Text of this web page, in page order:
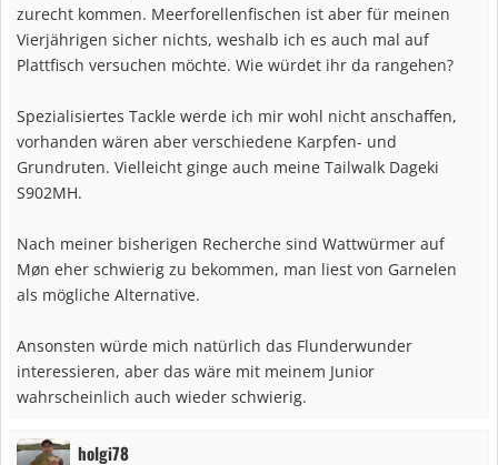
zurecht kommen. Meerforellenfischen ist aber für meinen
Vierjährigen sicher nichts, weshalb ich es auch mal auf
Plattfisch versuchen möchte. Wie würdet ihr da rangehen?
Spezialisiertes Tackle werde ich mir wohl nicht anschaffen,
vorhanden wären aber verschiedene Karpfen- und
Grundruten. Vielleicht ginge auch meine Tailwalk Dageki
S902MH.
Nach meiner bisherigen Recherche sind Wattwürmer auf
Møn eher schwierig zu bekommen, man liest von Garnelen
als mögliche Alternative.
Ansonsten würde mich natürlich das Flunderwunder
interessieren, aber das wäre mit meinem Junior
wahrscheinlich auch wieder schwierig.
holgi78